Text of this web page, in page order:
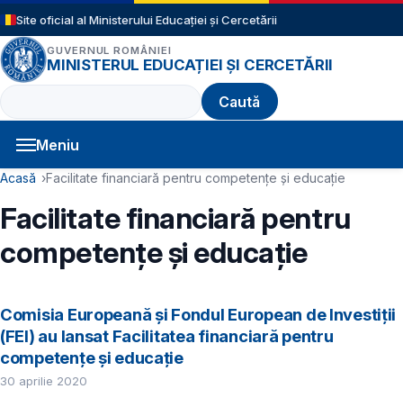
Sari la conținutul principal
Site oficial al Ministerului Educației și Cercetării
GUVERNUL ROMÂNIEI
MINISTERUL EDUCAȚIEI ȘI CERCETĂRII
Caută
Meniu
Navigație principală
Cale de navigare
Acasă Facilitate financiară pentru competențe și educație
Facilitate financiară pentru
competențe și educație
Comisia Europeană și Fondul European de Investiții
(FEI) au lansat Facilitatea financiară pentru
competențe și educație
30 aprilie 2020